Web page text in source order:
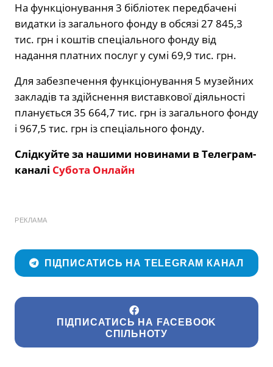
На функціонування 3 бібліотек передбачені
видатки із загального фонду в обсязі 27 845,3
тис. грн і коштів спеціального фонду від
надання платних послуг у сумі 69,9 тис. грн.
Для забезпечення функціонування 5 музейних
закладів та здійснення виставкової діяльності
планується 35 664,7 тис. грн із загального фонду
і 967,5 тис. грн із спеціального фонду.
Слідкуйте за нашими новинами в Телеграм-
каналі Субота Онлайн
РЕКЛАМА
ПІДПИСАТИСЬ НА TELEGRAM КАНАЛ
ПІДПИСАТИСЬ НА FACEBOOK
СПІЛЬНОТУ